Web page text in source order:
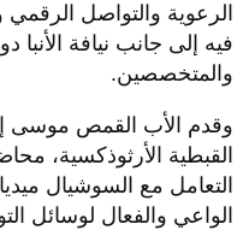
الرعوية والتواصل
فيه إلى جانب نيافة الأنبا
والمتخصصين.
وقدم الأب القمص موسى
القبطية الأرثوذكسية،
التعامل مع السوشيال
الواعي والفعال لوسائل